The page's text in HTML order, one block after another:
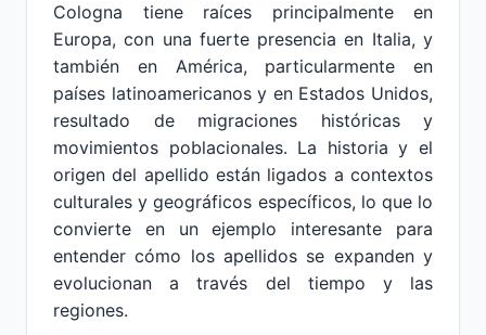
Cologna tiene raíces principalmente en
Europa, con una fuerte presencia en Italia, y
también en América, particularmente en
países latinoamericanos y en Estados Unidos,
resultado de migraciones históricas y
movimientos poblacionales. La historia y el
origen del apellido están ligados a contextos
culturales y geográficos específicos, lo que lo
convierte en un ejemplo interesante para
entender cómo los apellidos se expanden y
evolucionan a través del tiempo y las
regiones.